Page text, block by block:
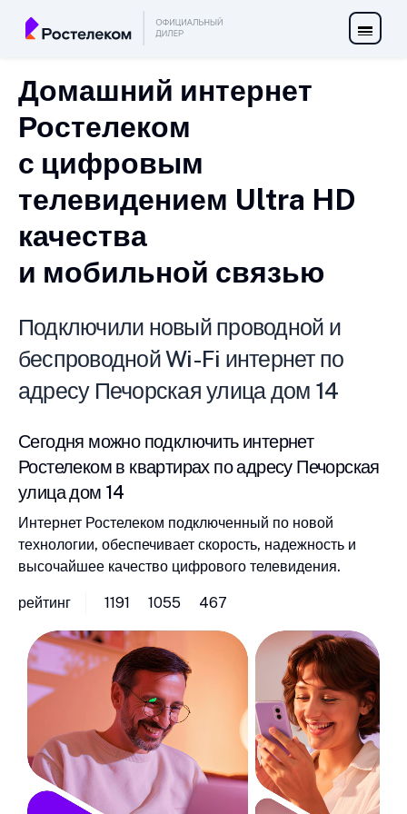
Домашний интернет
Ростелеком
с цифровым
телевидением Ultra HD
качества
и мобильной связью
Подключили новый проводной и
беспроводной Wi-Fi интернет по
адресу Печорская улица дом 14
Сегодня можно подключить интернет
Ростелеком в квартирах по адресу Печорская
улица дом 14
Интернет Ростелеком подключенный по новой
технологии, обеспечивает скорость, надежность и
высочайшее качество цифрового телевидения.
рейтинг 1191 1055 467